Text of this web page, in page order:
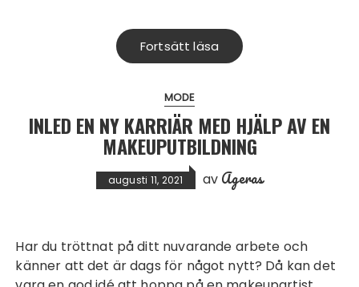
Fortsätt läsa
MODE
INLED EN NY KARRIÄR MED HJÄLP AV EN
MAKEUPUTBILDNING
augusti 11, 2021 av Ageras
Har du tröttnat på ditt nuvarande arbete och
känner att det är dags för något nytt? Då kan det